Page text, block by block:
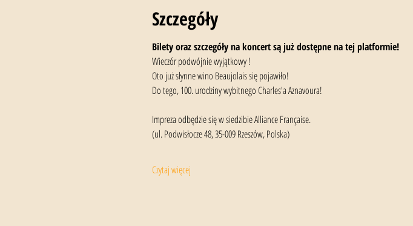
Szczegóły
Bilety oraz szczegóły na koncert są już dostępne na tej platformie!
Wieczór podwójnie wyjątkowy !
Oto już słynne wino Beaujolais się pojawiło!
Do tego, 100. urodziny wybitnego Charles'a Aznavoura!
Impreza odbędzie się w siedzibie Alliance Française.
(ul. Podwisłocze 48, 35-009 Rzeszów, Polska)
Czytaj więcej